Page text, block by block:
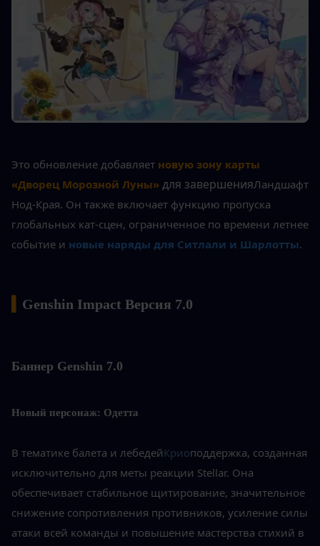
Это обновление добавляет новую зону карты
«Дворец Морозной Луны» для завершенияЛандшафт
Нод-Края. Он также включает функцию пропуска
глобальных кат-сцен, ограниченное по времени летнее
событие и новые наряды для Ситлали и Шарлотты.
Genshin Impact Версия 7.0
Баннер Genshin 7.0
Новый персонаж: Одетта
В тематике балета и лебедейКриоподдержка, созданная
исключительно для меты реакции Stellar. Она
обеспечивает стабильное щитирование, значительное
снижение сопротивления противников, усиление силы
атаки всей команды и повышение мастерства стихий в